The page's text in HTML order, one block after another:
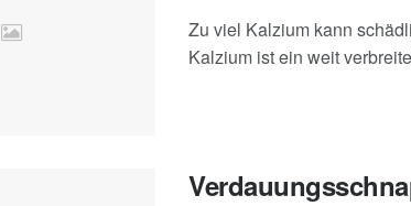
Zu viel Kalzium kann
Kalzium ist ein weit